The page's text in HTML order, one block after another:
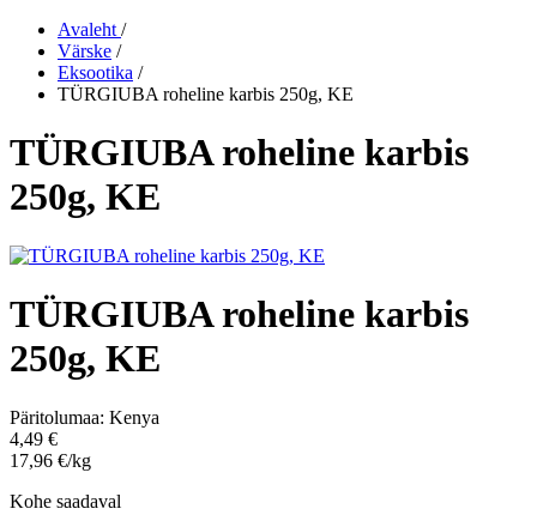
Avaleht /
Värske /
Eksootika /
TÜRGIUBA roheline karbis 250g, KE
TÜRGIUBA roheline karbis
250g, KE
TÜRGIUBA roheline karbis
250g, KE
Päritolumaa: Kenya
4,49 €
17,96 €/kg
Kohe saadaval